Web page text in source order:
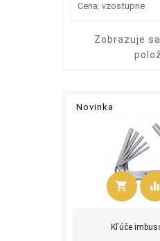
Cena: vzostupne
Zobrazuje
Novinka
shopping_cart
Kúpiť
equalizer
Kľúče